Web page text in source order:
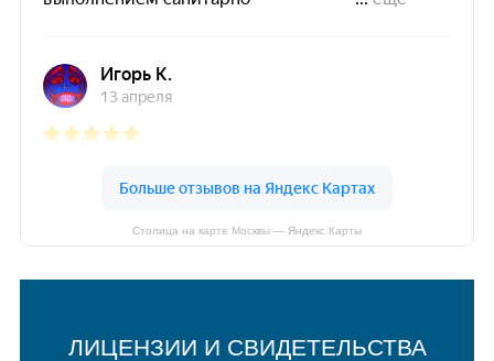
Столица на карте Москвы — Яндекс Карты
ЛИЦЕНЗИИ И СВИДЕТЕЛЬСТВА